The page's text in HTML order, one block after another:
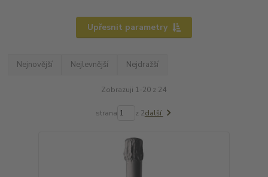
Upřesnit parametry
Nejnovější Nejlevnější Nejdražší
Zobrazuji 1-20 z 24
strana z 2další